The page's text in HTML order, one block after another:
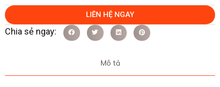
LIÊN HỆ NGAY
Mô tả